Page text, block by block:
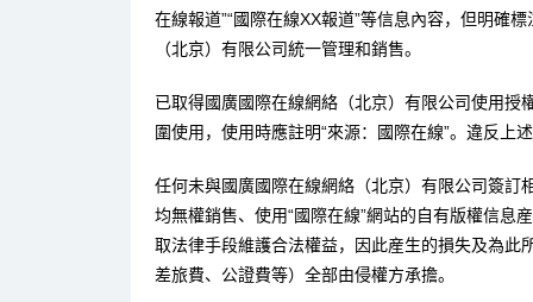
在線報道”“國際在線XX報道”等信息內容，但明確
（北京）有限公司統一管理和銷售。
已取得國廣國際在線網絡（北京）有限公司使用
圍使用，使用時應註明“來源：國際在線”。違反上
任何未與國廣國際在線網絡（北京）有限公司簽訂
均無權銷售、使用“國際在線”網站的自有版權信息
取法律手段維護合法權益，因此産生的損失及為此
差旅費、公證費等）全部由侵權方承擔。